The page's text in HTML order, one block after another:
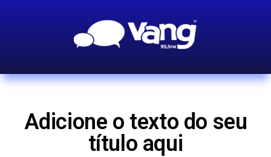
Adicione o texto do seu
título aqui